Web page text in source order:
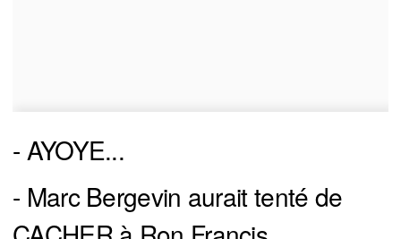
- AYOYE...
- Marc Bergevin aurait tenté de